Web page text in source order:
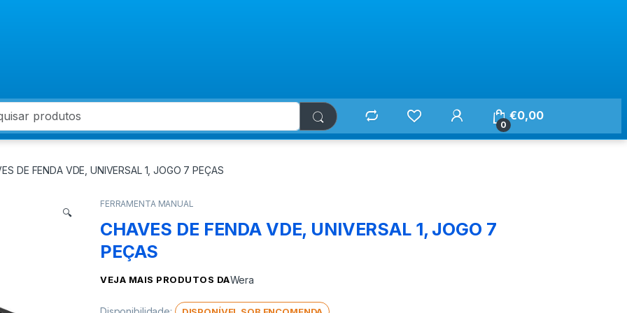
for:
0
€0,00
DE FENDA VDE, UNIVERSAL 1, JOGO 7 PEÇAS
🔍
FERRAMENTA MANUAL
CHAVES DE FENDA VDE, UNIVERSAL 1, JOGO 7
PEÇAS
VEJA MAIS PRODUTOS DAWera